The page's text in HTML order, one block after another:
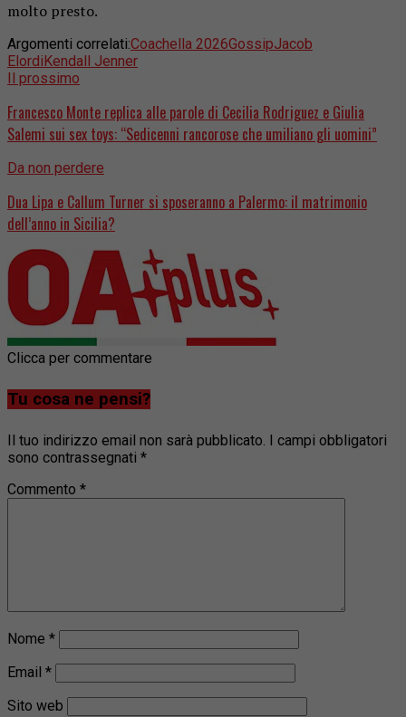
molto presto.
Argomenti correlati:Coachella 2026GossipJacob
ElordiKendall Jenner
Il prossimo
Francesco Monte replica alle parole di Cecilia Rodriguez e Giulia
Salemi sui sex toys: “Sedicenni rancorose che umiliano gli uomini”
Da non perdere
Dua Lipa e Callum Turner si sposeranno a Palermo: il matrimonio
dell’anno in Sicilia?
Clicca per commentare
Tu cosa ne pensi?
Il tuo indirizzo email non sarà pubblicato. I campi obbligatori
sono contrassegnati *
Commento *
Nome *
Email *
Sito web